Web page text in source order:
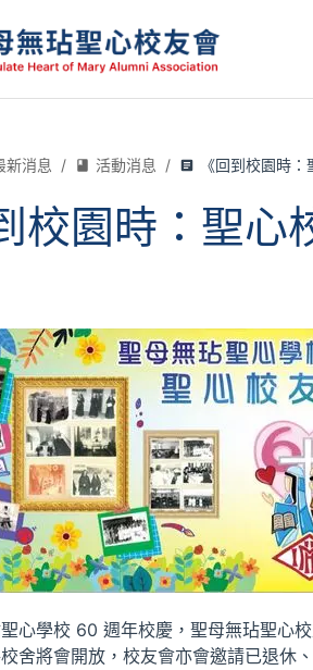
新消息 / 活動消息 / 《回到校園時
校園時：聖
心學校 60 週年校慶，聖母無玷聖心
舍將會開放，校友會亦會邀請已退休